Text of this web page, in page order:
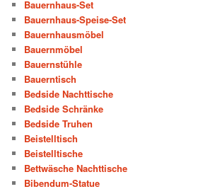
Bauernhaus-Set
Bauernhaus-Speise-Set
Bauernhausmöbel
Bauernmöbel
Bauernstühle
Bauerntisch
Bedside Nachttische
Bedside Schränke
Bedside Truhen
Beistelltisch
Beistelltische
Bettwäsche Nachttische
Bibendum-Statue